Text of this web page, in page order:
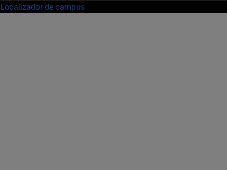
Localizador de campus